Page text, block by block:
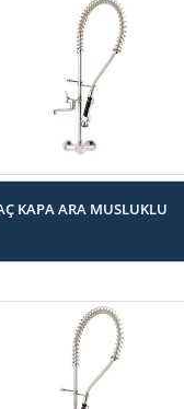
KAPA ARA MUSLUKLU